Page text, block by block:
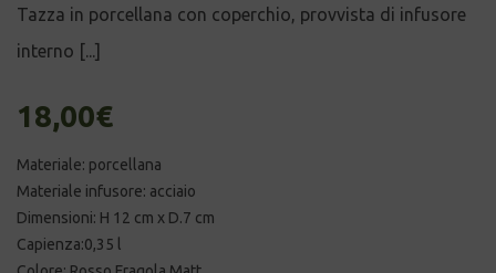
Tazza in porcellana con coperchio, provvista di infusore
interno [...]
18,00€
Materiale: porcellana
Materiale infusore: acciaio
Dimensioni: H 12 cm x D.7 cm
Capienza:0,35 l